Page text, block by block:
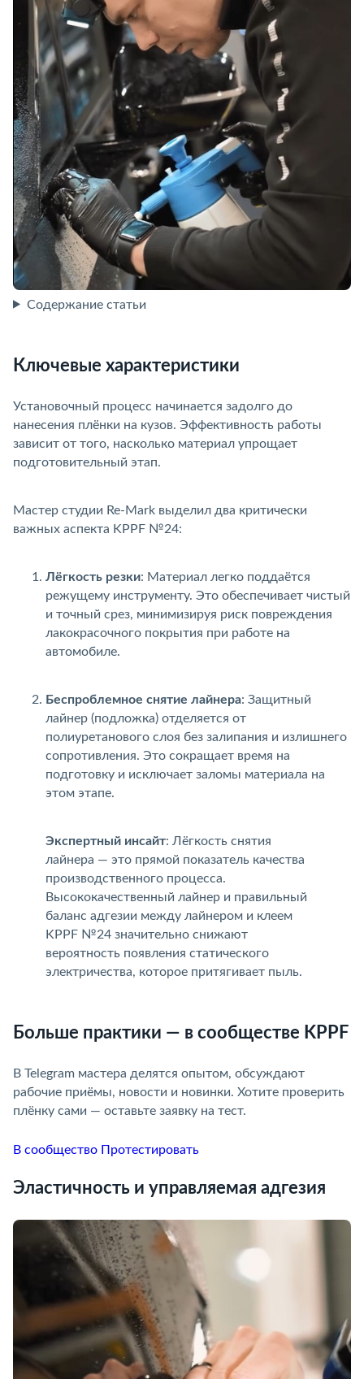
Содержание статьи
Ключевые характеристики
Установочный процесс начинается задолго до
нанесения плёнки на кузов. Эффективность работы
зависит от того, насколько материал упрощает
подготовительный этап.
Мастер студии Re-Mark выделил два критически
ажных аспекта KPPF №24:
Лёгкость резки: Материал легко поддаётся
режущему инструменту. Это обеспечивает чистый
и точный срез, минимизируя риск повреждения
лакокрасочного покрытия при работе на
автомобиле.
Беспроблемное снятие лайнера: Защитный
лайнер (подложка) отделяется от
полиуретанового слоя без залипания и излишнего
сопротивления. Это сокращает время на
подготовку и исключает заломы материала на
этом этапе.
Экспертный инсайт: Лёгкость снятия
лайнера — это прямой показатель качества
производственного процесса.
Высококачественный лайнер и правильный
аланс адгезии между лайнером и клеем
KPPF №24 значительно снижают
ероятность появления статического
электричества, которое притягивает пыль.
Больше практики — в сообществе KPPF
В Telegram мастера делятся опытом, обсуждают
рабочие приёмы, новости и новинки. Хотите проверить
плёнку сами — оставьте заявку на тест.
В сообщество Протестировать
Эластичность и управляемая адгезия